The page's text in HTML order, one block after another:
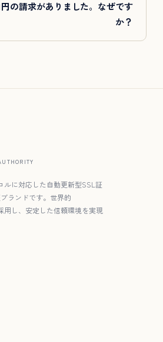
の請求がありました。なぜです
か？
ルに対応した自動更新型SSL証
ランドです。世界的
用し、安定した信頼環境を実現